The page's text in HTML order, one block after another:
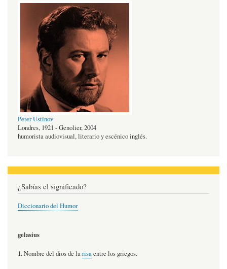
Peter Ustinov
Londres, 1921 - Genolier, 2004
humorista audiovisual, literario y escénico inglés.
¿Sabías el significado?
Diccionario del Humor
gelasius
1.Nombre del dios de larisaentre los griegos.